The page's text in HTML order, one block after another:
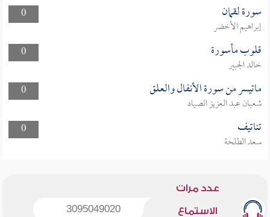
0
سورة لقمان
إبراهيم الأخضر
0
قلوب مأسورة
خالد الجبير
0
ماتيسر من سورة الأنفال والعلق
شعبان عبد العزيز الصياد
0
تناتيف
سعد الطلحة
عدد مرات
الاستماع 3095049020